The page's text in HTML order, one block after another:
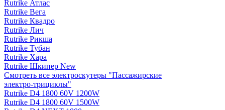
Rutrike Атлас
Rutrike Вега
Rutrike Квадро
Rutrike Лич
Rutrike Рикша
Rutrike Тубан
Rutrike Хара
Rutrike Шкипер New
Смотреть все электро­скутеры "Пассажирские
электро‑трициклы"
Rutrike D4 1800 60V 1200W
Rutrike D4 1800 60V 1500W